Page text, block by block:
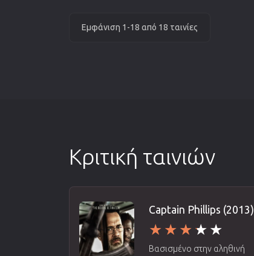
Εμφάνιση 1-18 από 18 ταινίες
Κριτική ταινιών
Captain Phillips (2013)
Βασισμένο στην αληθινή